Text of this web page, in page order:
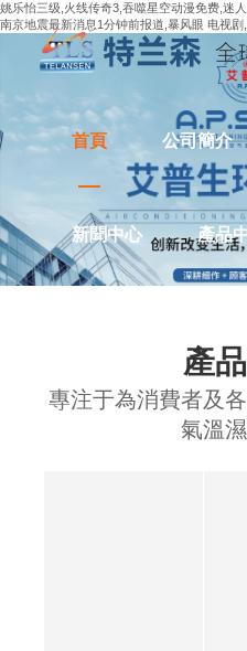
姚乐怡三级,火线传奇3,吞噬星空动漫免费,迷
南京地震最新消息1分钟前报道,暴风眼 电视
首頁 公司簡介
新聞中心 產品
產
專注于為消費者及
氣溫